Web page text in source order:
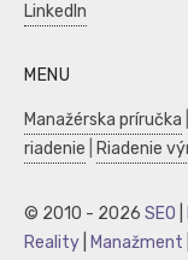
LinkedIn
MENU
Manažérska príručka
riadenie
Riadenie
© 2010 - 2026 SEO
Reality
Manažment